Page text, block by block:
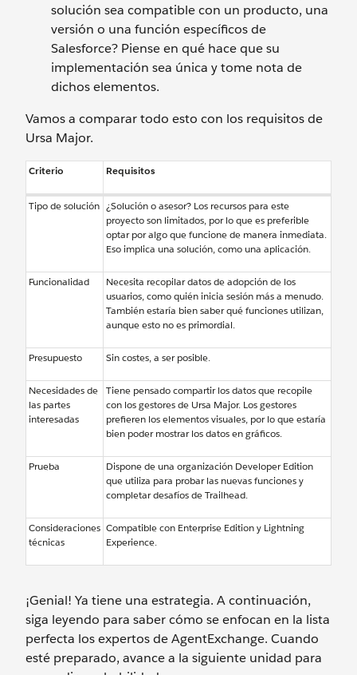
solución sea compatible con un producto, una
versión o una función específicos de
Salesforce? Piense en qué hace que su
implementación sea única y tome nota de
dichos elementos.
Vamos a comparar todo esto con los requisitos de
Ursa Major.
Criterio Requisitos
Tipo de solución ¿Solución o asesor? Los recursos para este
proyecto son limitados, por lo que es preferible
optar por algo que funcione de manera inmediata.
Eso implica una solución, como una aplicación.
Funcionalidad
Necesita recopilar datos de adopción de los
usuarios, como quién inicia sesión más a menudo.
También estaría bien saber qué funciones utilizan,
aunque esto no es primordial.
Presupuesto Sin costes, a ser posible.
Necesidades de
las partes
interesadas
Tiene pensado compartir los datos que recopile
con los gestores de Ursa Major. Los gestores
prefieren los elementos visuales, por lo que estaría
bien poder mostrar los datos en gráficos.
Prueba
Dispone de una organización Developer Edition
que utiliza para probar las nuevas funciones y
completar desafíos de Trailhead.
Consideraciones
técnicas
Compatible con Enterprise Edition y Lightning
Experience.
¡Genial! Ya tiene una estrategia. A continuación,
siga leyendo para saber cómo se enfocan en la lista
perfecta los expertos de AgentExchange. Cuando
esté preparado, avance a la siguiente unidad para